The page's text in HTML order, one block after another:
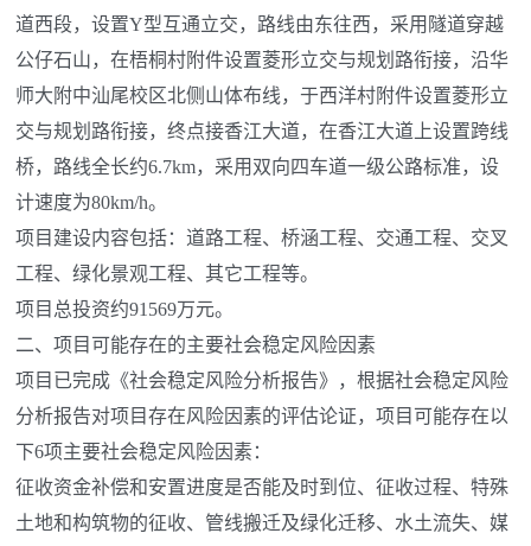
道西段，设置Y型互通立交，路线由东往西，采用隧道穿越
公仔石山，在梧桐村附件设置菱形立交与规划路衔接，沿华
师大附中汕尾校区北侧山体布线，于西洋村附件设置菱形立
交与规划路衔接，终点接香江大道，在香江大道上设置跨线
桥，路线全长约6.7km，采用双向四车道一级公路标准，设
计速度为80km/h。
项目建设内容包括：道路工程、桥涵工程、交通工程、交叉
工程、绿化景观工程、其它工程等。
项目总投资约91569万元。
二、项目可能存在的主要社会稳定风险因素
项目已完成《社会稳定风险分析报告》，根据社会稳定风险
分析报告对项目存在风险因素的评估论证，项目可能存在以
下6项主要社会稳定风险因素：
征收资金补偿和安置进度是否能及时到位、征收过程、特殊
土地和构筑物的征收、管线搬迁及绿化迁移、水土流失、媒